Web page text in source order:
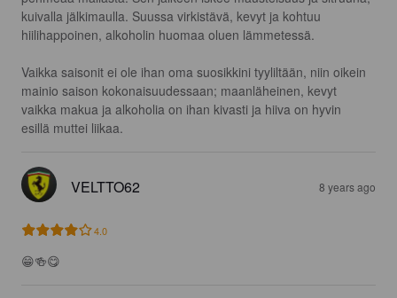
kuivalla jälkimaulla. Suussa virkistävä, kevyt ja kohtuu
hiilihappoinen, alkoholin huomaa oluen lämmetessä.
Vaikka saisonit ei ole ihan oma suosikkini tyyliltään, niin oikein
mainio saison kokonaisuudessaan; maanläheinen, kevyt
vaikka makua ja alkoholia on ihan kivasti ja hiiva on hyvin
esillä muttei liikaa.
VELTTO62 8 years ago
4.0
😁🍻😋